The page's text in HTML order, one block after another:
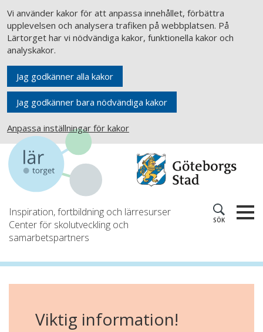
Vi använder kakor för att anpassa innehållet, förbättra
upplevelsen och analysera trafiken på webbplatsen. På
Lärtorget har vi nödvändiga kakor, funktionella kakor och
analyskakor.
Jag godkänner alla kakor
Jag godkänner bara nödvändiga kakor
Anpassa inställningar för kakor
Inspiration, fortbildning och lärresurser
Center för skolutveckling och
samarbetspartners
SÖK
Viktig information!